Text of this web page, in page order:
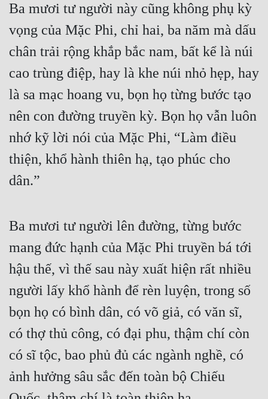
Ba mươi tư người này cũng không phụ kỳ
vọng của Mặc Phi, chỉ hai, ba năm mà dấu
chân trải rộng khắp bắc nam, bất kể là núi
cao trùng điệp, hay là khe núi nhỏ hẹp, hay
là sa mạc hoang vu, bọn họ từng bước tạo
nên con đường truyền kỳ. Bọn họ vẫn luôn
nhớ kỹ lời nói của Mặc Phi, “Làm điều
thiện, khổ hành thiên hạ, tạo phúc cho
dân.”
Ba mươi tư người lên đường, từng bước
mang đức hạnh của Mặc Phi truyền bá tới
hậu thế, vì thế sau này xuất hiện rất nhiều
người lấy khổ hành để rèn luyện, trong số
bọn họ có bình dân, có võ giả, có văn sĩ,
có thợ thủ công, có đại phu, thậm chí còn
có sĩ tộc, bao phủ đủ các ngành nghề, có
ảnh hưởng sâu sắc đến toàn bộ Chiếu